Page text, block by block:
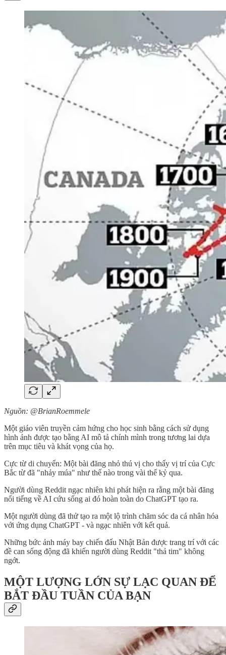
Nguồn: @BrianRoemmele
Một giáo viên truyền cảm hứng cho học sinh bằng cách sử dụng
hình ảnh được tạo bằng AI mô tả chính mình trong tương lai dựa
trên mục tiêu và khát vọng của họ.
Cực từ di chuyển: Một bài đăng nhỏ thú vị cho thấy vị trí của Cực
Bắc từ đã "nhảy múa" như thế nào trong vài thế kỷ qua.
Người dùng Reddit ngạc nhiên khi phát hiện ra rằng một bài đăng
nổi tiếng về AI cứu sống ai đó hoàn toàn do ChatGPT tạo ra.
Một người dùng đã thử tạo ra một lộ trình chăm sóc da cá nhân hóa
với ứng dụng ChatGPT - và ngạc nhiên với kết quả.
Những bức ảnh máy bay chiến đấu Nhật Bản được trang trí với các
đề can sống động đã khiến người dùng Reddit "thả tim" không
ngớt.
MỘT LƯỢNG LỚN SỰ LẠC QUAN ĐỂ
BẮT ĐẦU TUẦN CỦA BẠN